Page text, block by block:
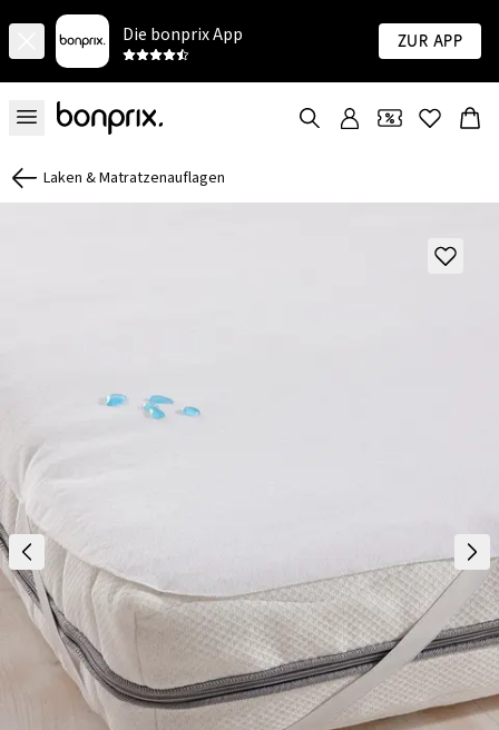
Die bonprix App Zur App
Laken & Matratzenauflagen